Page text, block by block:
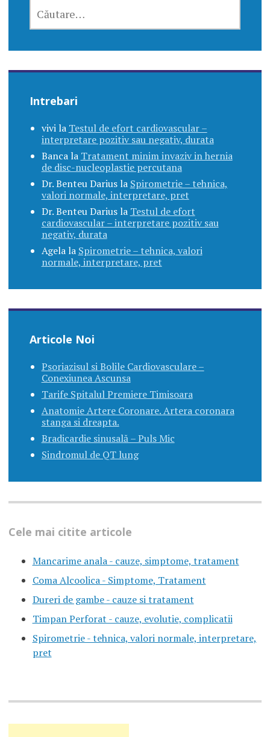
DUPĂ:
Intrebari
vivila Testul de efort cardiovascular –
interpretare pozitiv sau negativ, durata
Bancala Tratament minim invaziv in hernia
de disc-nucleoplastie percutana
Dr. Benteu Dariusla Spirometrie – tehnica,
valori normale, interpretare, pret
Dr. Benteu Dariusla Testul de efort
cardiovascular – interpretare pozitiv sau
negativ, durata
Agelala Spirometrie – tehnica, valori
normale, interpretare, pret
Articole Noi
Psoriazisul si Bolile Cardiovasculare –
Conexiunea Ascunsa
Tarife Spitalul Premiere Timisoara
Anatomie Artere Coronare. Artera coronara
stanga si dreapta.
Bradicardie sinusală – Puls Mic
Sindromul de QT lung
Cele mai citite articole
Mancarime anala - cauze, simptome, tratament
Coma Alcoolica - Simptome, Tratament
Dureri de gambe - cauze si tratament
Timpan Perforat - cauze, evolutie, complicatii
Spirometrie - tehnica, valori normale, interpretare,
pret